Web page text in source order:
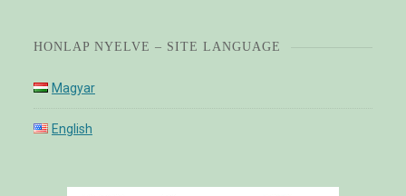
HONLAP NYELVE – SITE LANGUAGE
Magyar
English